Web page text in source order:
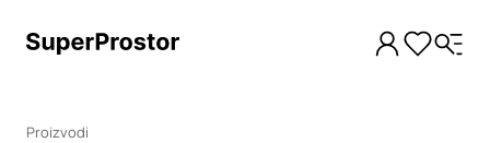
Proizvodi